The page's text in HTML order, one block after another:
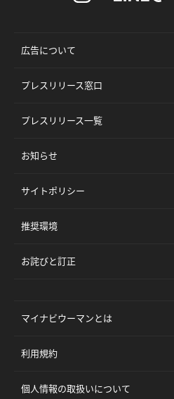
広告について
プレスリリース窓口
プレスリリース一覧
お知らせ
サイトポリシー
推奨環境
お詫びと訂正
マイナビウーマンとは
利用規約
個人情報の取扱いについて